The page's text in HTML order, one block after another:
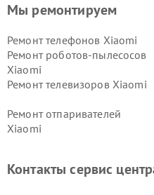
Мы ремонтируем
Ремонт телефонов Xiaomi
Ремонт роботов-пылесосов
Xiaomi
Ремонт телевизоров Xiaomi
Ремонт отпаривателей
Xiaomi
Ремонт стиральных машин
Контакты сервис